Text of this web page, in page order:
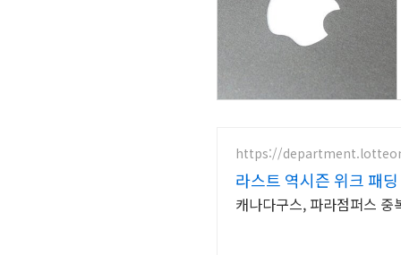
https://
라스트 역시즌 위크 패
캐나다구스, 파라점퍼스